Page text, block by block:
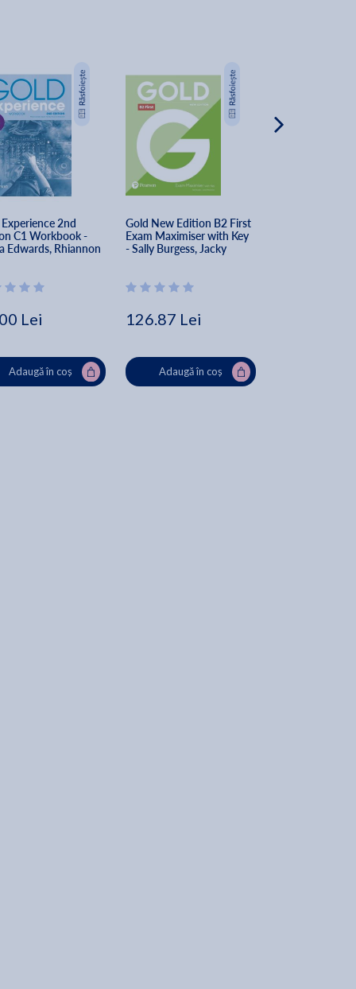
2nd
C1 Workbook -
Edwards, Rhiannon
Lei
Adaugă în coș
Gold New Edition B2 First
Exam Maximiser with Key
- Sally Burgess, Jacky
126.87 Lei
Adaugă în coș